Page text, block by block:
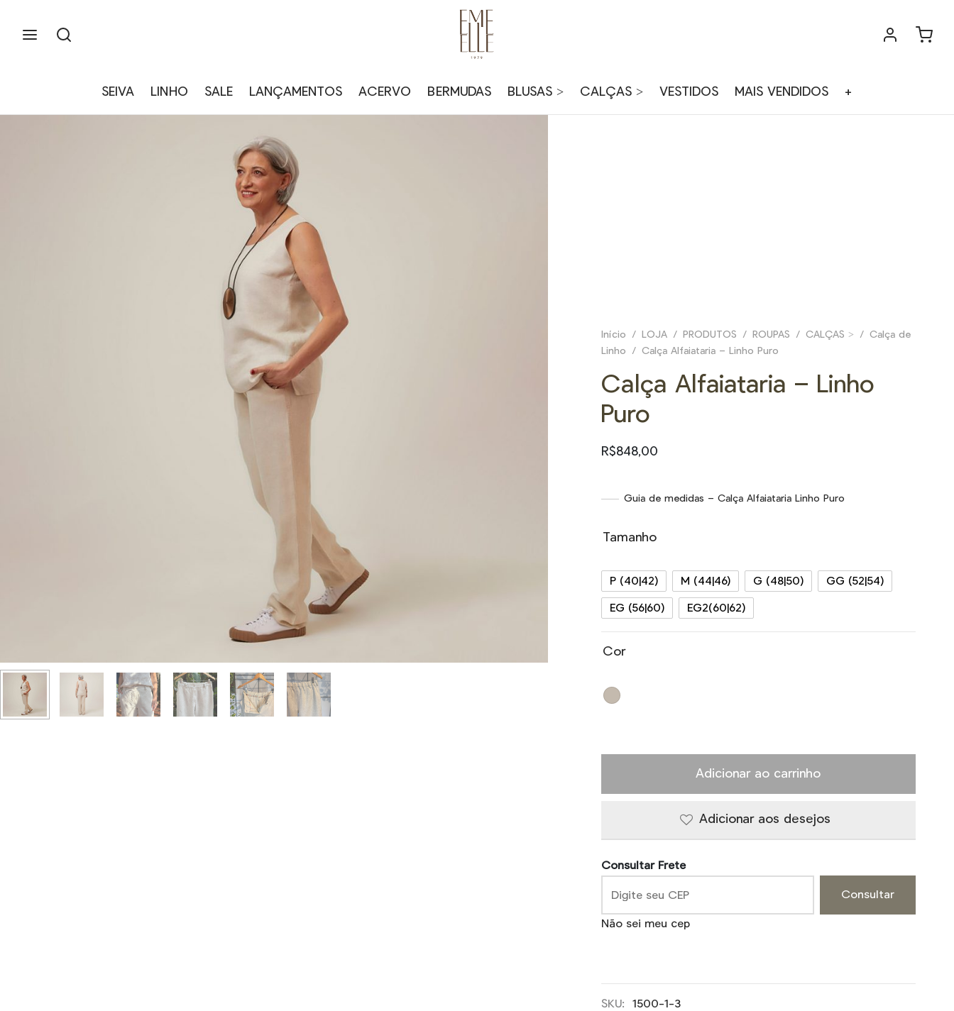
SEIVA LINHO SALE LANÇAMENTOS ACERVO BERMUDAS BLUSAS > CALÇAS > VESTIDOS MAIS VENDIDOS +
Início / LOJA / PRODUTOS / ROUPAS / CALÇAS > /
Calça de
Linho
/ Calça Alfaiataria – Linho Puro
Calça Alfaiataria – Linho
Puro
R$848,00
Guia de medidas – Calça Alfaiataria Linho Puro
Tamanho
P (40|42) M (44|46) G (48|50) GG (52|54)
EG (56|60) EG2(60|62)
Cor
Adicionar ao carrinho
Adicionar aos desejos
Consultar Frete
Consultar
Não sei meu cep
SKU:
1500-1-3